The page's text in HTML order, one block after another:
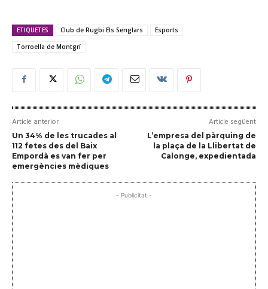
ETIQUETES Club de Rugbi Els Senglars
Esports
Torroella de Montgrí
Article anterior
Un 34% de les trucades al
112 fetes des del Baix
Empordà es van fer per
emergències mèdiques
Article següent
L’empresa del pàrquing de
la plaça de la Llibertat de
Calonge, expedientada
- Publicitat -